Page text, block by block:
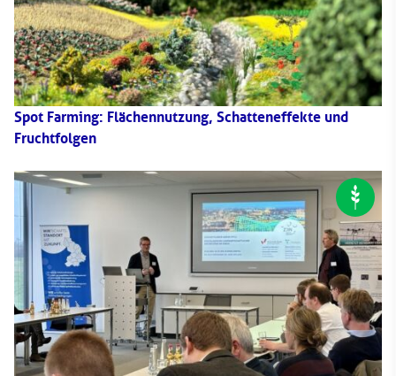
Spot Farming: Flächennutzung, Schatteneffekte und
Fruchtfolgen